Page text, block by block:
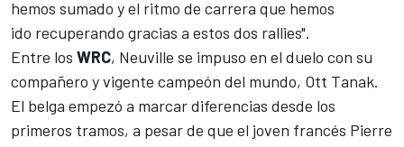
hemos sumado y el ritmo de carrera que hemos
ido recuperando gracias a estos dos rallies".
Entre los WRC, Neuville se impuso en el duelo con su
compañero y vigente campeón del mundo, Ott Tanak.
El belga empezó a marcar diferencias desde los
primeros tramos, a pesar de que el joven francés Pierre